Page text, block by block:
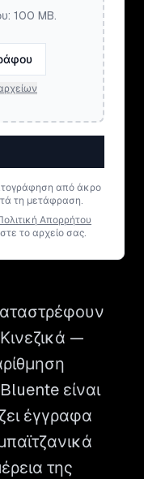
100 MB.
από άκρο
τη μετάφραση.
Απορρήτου
το αρχείο σας.
—
είναι
έγγραφα
της